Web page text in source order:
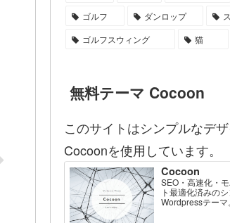
ゴルフ
ダンロップ
ゴルフスウィング
猫
無料テーマ Cocoon
このサイトはシンプルなデ
Cocoonを使用しています。
Cocoon
SEO・高速化・
ト最適化済みの
Wordpressテー